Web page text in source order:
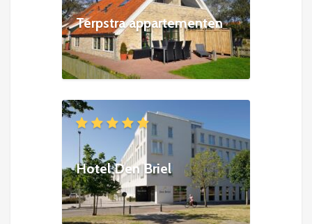
Terpstra appartementen
Hotel Den Briel